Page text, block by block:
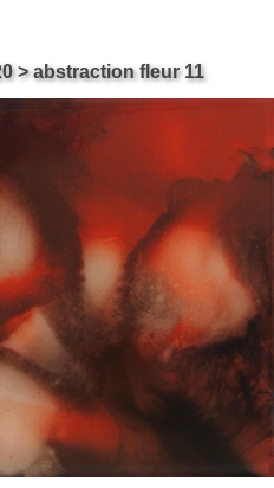
Visuels Genève Suisse
> abstraction fleur 11